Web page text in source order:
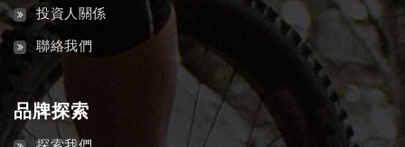
投資人關係
聯絡我們
品牌探索